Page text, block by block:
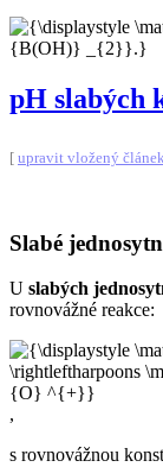
pH slabých
[ upravit vložený
Slabé
U slabých
rovnovážné reakce:
,
s rovnovážnou